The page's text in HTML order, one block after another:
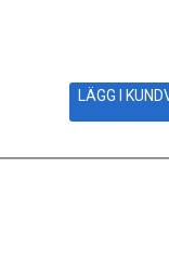
LÄGG I